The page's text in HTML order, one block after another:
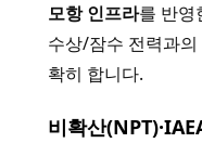
모항 인프라를 반영
수상/잠수 전력과
확히 합니다.
비확산